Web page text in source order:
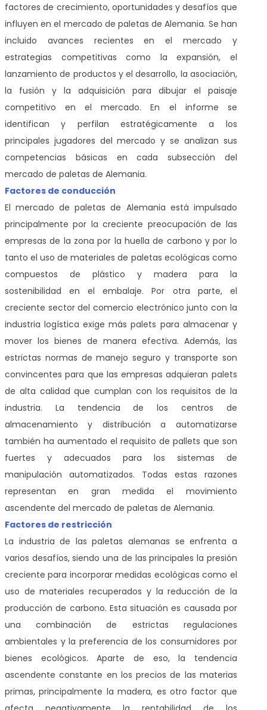
factores de crecimiento, oportunidades y desafíos que
influyen en el mercado de paletas de Alemania. Se han
incluido avances recientes en el mercado y
estrategias competitivas como la expansión, el
lanzamiento de productos y el desarrollo, la asociación,
la fusión y la adquisición para dibujar el paisaje
competitivo en el mercado. En el informe se
identifican y perfilan estratégicamente a los
principales jugadores del mercado y se analizan sus
competencias básicas en cada subsección del
mercado de paletas de Alemania.
Factores de conducción
El mercado de paletas de Alemania está impulsado
principalmente por la creciente preocupación de las
empresas de la zona por la huella de carbono y por lo
tanto el uso de materiales de paletas ecológicas como
compuestos de plástico y madera para la
sostenibilidad en el embalaje. Por otra parte, el
creciente sector del comercio electrónico junto con la
industria logística exige más palets para almacenar y
mover los bienes de manera efectiva. Además, las
estrictas normas de manejo seguro y transporte son
convincentes para que las empresas adquieran palets
de alta calidad que cumplan con los requisitos de la
industria. La tendencia de los centros de
almacenamiento y distribución a automatizarse
también ha aumentado el requisito de pallets que son
fuertes y adecuados para los sistemas de
manipulación automatizados. Todas estas razones
representan en gran medida el movimiento
ascendente del mercado de paletas de Alemania.
Factores de restricción
La industria de las paletas alemanas se enfrenta a
varios desafíos, siendo una de las principales la presión
creciente para incorporar medidas ecológicas como el
uso de materiales recuperados y la reducción de la
producción de carbono. Esta situación es causada por
una combinación de estrictas regulaciones
ambientales y la preferencia de los consumidores por
bienes ecológicos. Aparte de eso, la tendencia
ascendente constante en los precios de las materias
primas, principalmente la madera, es otro factor que